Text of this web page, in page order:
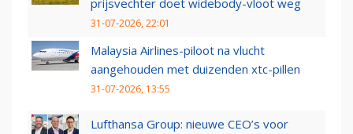
prijsvechter doet widebody-vloot weg
31-07-2026, 22:01
Malaysia Airlines-piloot na vlucht
aangehouden met duizenden xtc-pillen
31-07-2026, 13:55
Lufthansa Group: nieuwe CEO’s voor